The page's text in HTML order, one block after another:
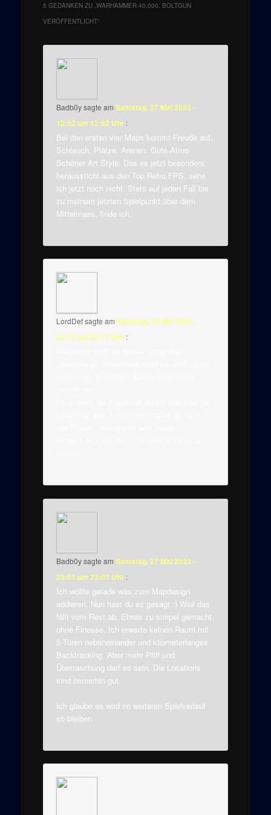
5 GEDANKEN ZU „ WARHAMMER 40,000: BOLTGUN
VERÖFFENTLICHT“
Badb0ysagte am Samstag, 27 Mai 2023 -
12:52 um 12:52 Uhr :
Bei den ersten vier Maps kommt Freude auf.
Schlauch, Plätze, Arenen. Gute Atmo.
Schöner Art Style. Das es jetzt besonders
heraussticht aus den Top Retro FPS, sehe
ich jetzt noch nicht. Steht auf jeden Fall bis
zu meinem jetzten Spielpunkt über dem
Mittelmass, finde ich.
LordDefsagte am Samstag, 27 Mai 2023 -
22:17 um 22:17 Uhr :
Badb0ysagte am Samstag, 27 Mai 2023 -
23:01 um 23:01 Uhr :
Ich wollte gerade was zum Mapdesign
addieren. Nun hast du es gesagt :) Weil das
fällt vom Rest ab. Etwas zu simpel gemacht,
ohne Finesse. Ich erwarte keinen Raum mit
5 Türen nebeneinander und kilometerlanges
Backtracking. Aber mehr Pfiff und
Überraschung darf es sein. Die Locations
sind immerhin gut.
Ich glaube es wird im weiteren Spielverlauf
so bleiben.